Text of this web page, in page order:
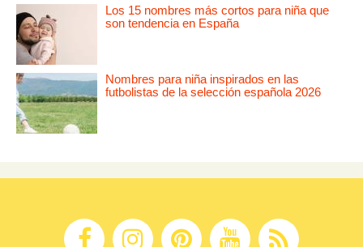
Los 15 nombres más cortos para niña que
son tendencia en España
Nombres para niña inspirados en las
futbolistas de la selección española 2026